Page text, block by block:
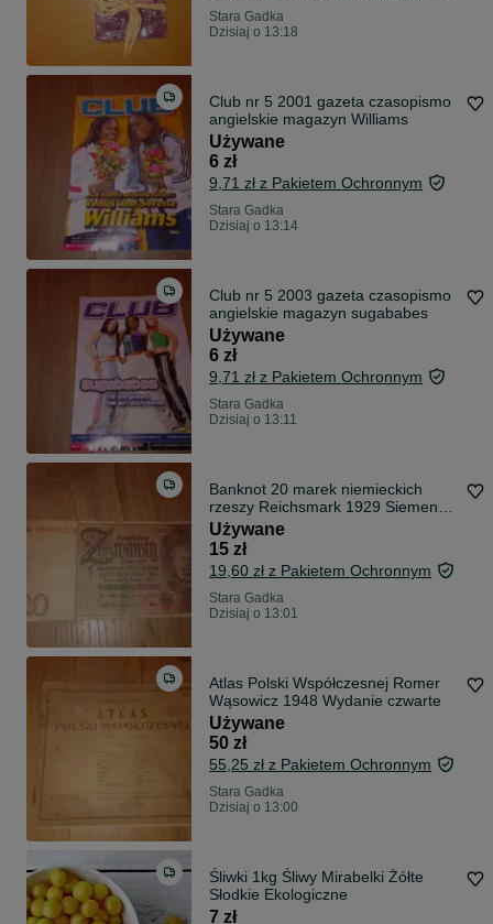
Stara Gadka
Dzisiaj o 13:18
Club nr 5 2001 gazeta czasopismo
angielskie magazyn Williams
Używane
6 zł
9,71 zł z Pakietem Ochronnym
Stara Gadka
Dzisiaj o 13:14
Club nr 5 2003 gazeta czasopismo
angielskie magazyn sugababes
Używane
6 zł
9,71 zł z Pakietem Ochronnym
Stara Gadka
Dzisiaj o 13:11
Banknot 20 marek niemieckich
rzeszy Reichsmark 1929 Siemens
Vintage
Używane
15 zł
19,60 zł z Pakietem Ochronnym
Stara Gadka
Dzisiaj o 13:01
Atlas Polski Współczesnej Romer
Wąsowicz 1948 Wydanie czwarte
Używane
50 zł
55,25 zł z Pakietem Ochronnym
Stara Gadka
Dzisiaj o 13:00
Śliwki 1kg Śliwy Mirabelki Żółte
Słodkie Ekologiczne
7 zł